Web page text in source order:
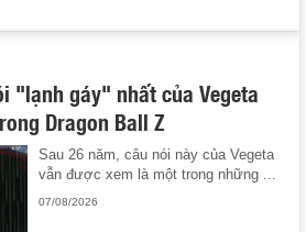
"lạnh gáy" nhất của Vegeta
Dragon Ball Z
Sau 26 năm, câu nói này của Vegeta
vẫn được xem là một trong những ...
07/08/2026